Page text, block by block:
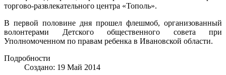
торгово-развлекательного центра «Тополь».
В первой половине дня прошел флешмоб, организованный
волонтерами Детского общественного совета при
Уполномоченном по правам ребенка в Ивановской области.
Подробности
Создано: 19 Май 2014